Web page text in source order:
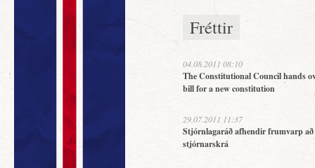
Fréttir
04.08.2011 08:10
The Constitutional Council hands
bill for a new constitution
29.07.2011 11:37
Stjórnlagaráð afhendir frumvarp
stjórnarskrá